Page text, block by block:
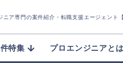
ニア専門の案件紹介 ・転職支援エージェント
特集 プロエンジニアとは